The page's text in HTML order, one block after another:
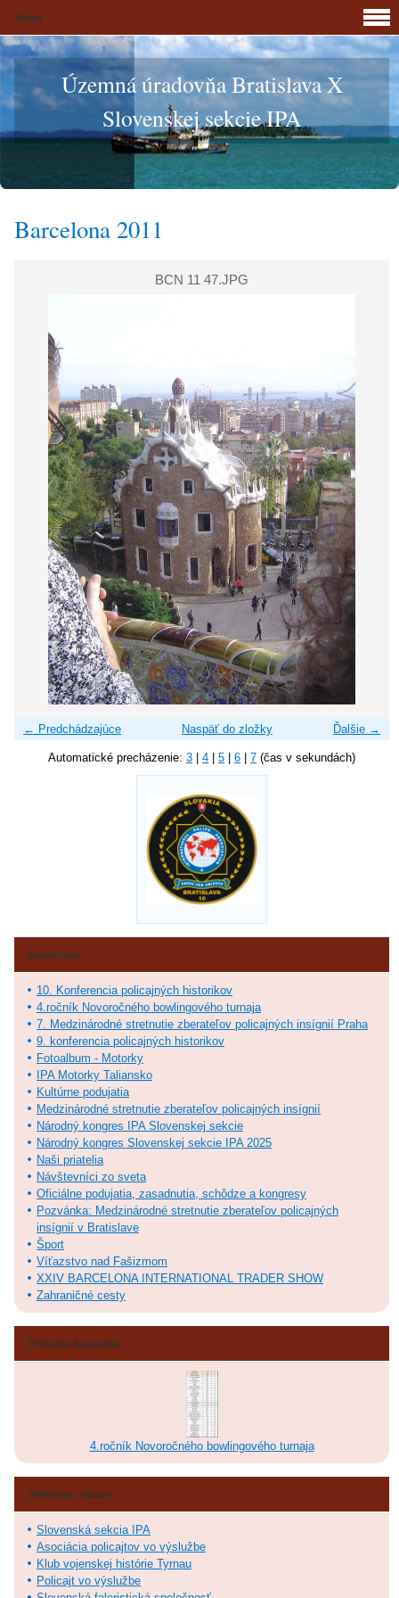
Územná úradovňa Bratislava X
Slovenskej sekcie IPA
Barcelona 2011
BCN 11 47.JPG
← Predchádzajúce Ďalšie →
Naspäť do zložky
Automatické precházenie: 3 4 5 6 7 (čas v sekundách)
Menu
Fotoalbum
10. Konferencia policajných historikov
4.ročník Novoročného bowlingového turnaja
7. Medzinárodné stretnutie zberateľov policajných insígnií Praha
9. konferencia policajných historikov
Fotoalbum - Motorky
IPA Motorky Taliansko
Kultúrne podujatia
Medzinárodné stretnutie zberateľov policajných insígnií
Národný kongres IPA Slovenskej sekcie
Národný kongres Slovenskej sekcie IPA 2025
Naši priatelia
Návštevníci zo sveta
Oficiálne podujatia, zasadnutia, schôdze a kongresy
Pozvánka: Medzinárodné stretnutie zberateľov policajných
insígnií v Bratislave
Šport
Víťazstvo nad Fašizmom
XXIV BARCELONA INTERNATIONAL TRADER SHOW
Zahraničné cesty
Posledné fotografie
4.ročník Novoročného bowlingového turnaja
Obľúbené odkazy
Slovenská sekcia IPA
Asociácia policajtov vo výslužbe
Klub vojenskej histórie Tyrnau
Policajt vo výslužbe